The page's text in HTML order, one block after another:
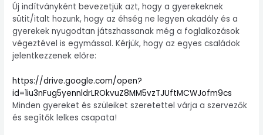
Új indítványként bevezetjük azt, hogy a gyerekeknek
sütit/italt hozunk, hogy az éhség ne legyen akadály és a
gyerekek nyugodtan játszhassanak még a foglalkozások
végeztével is egymással. Kérjük, hogy az egyes családok
jelentkezzenek előre:
https://drive.google.com/open?
id=1iu3nFug5yennldrLROkvuZ8MM5vzTJUftMCWJofm9cs
Minden gyereket és szüleiket szeretettel várja a szervezők
és segítők lelkes csapata!